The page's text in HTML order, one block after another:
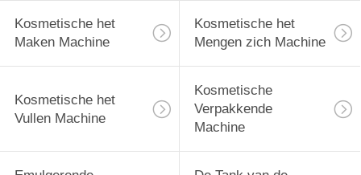
Kosmetische het
Maken Machine
Kosmetische het
Mengen zich Machine
Kosmetische het
Vullen Machine
Kosmetische
Verpakkende
Machine